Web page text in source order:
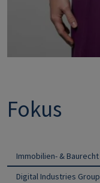
Fokus
Immobilien- & Baurecht
Digital Industries Group